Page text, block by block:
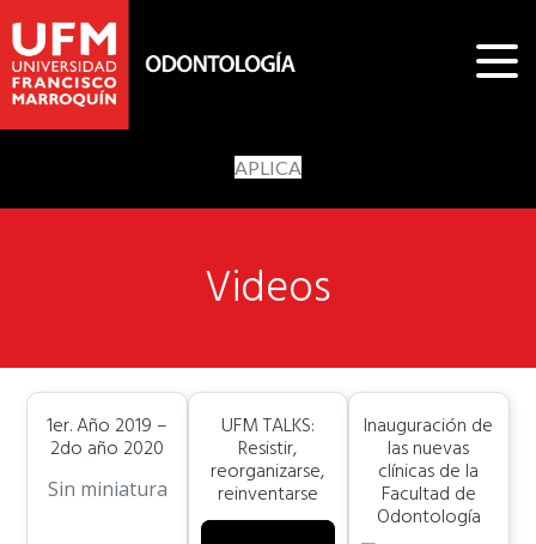
APLICA
Videos
1er. Año 2019 –
2do año 2020
Sin miniatura
UFM TALKS:
Resistir,
reorganizarse,
reinventarse
Inauguración de
las nuevas
clínicas de la
Facultad de
Odontología